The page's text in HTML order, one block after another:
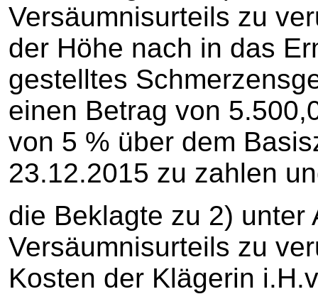
Versäumnisurteils zu
der Höhe nach in das
gestelltes
einen Betrag von
von 5 % über dem
23.12.2015 zu zahlen
die Beklagte zu 2) unter
Versäumnisurteils zu
Kosten der Klägerin